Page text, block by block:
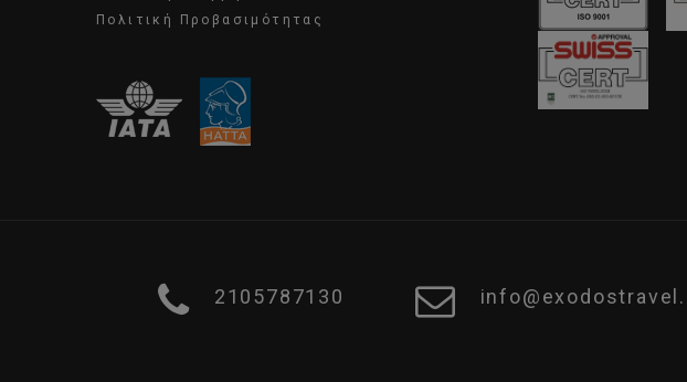
Πολιτική Προβασιμότητας
2105787130